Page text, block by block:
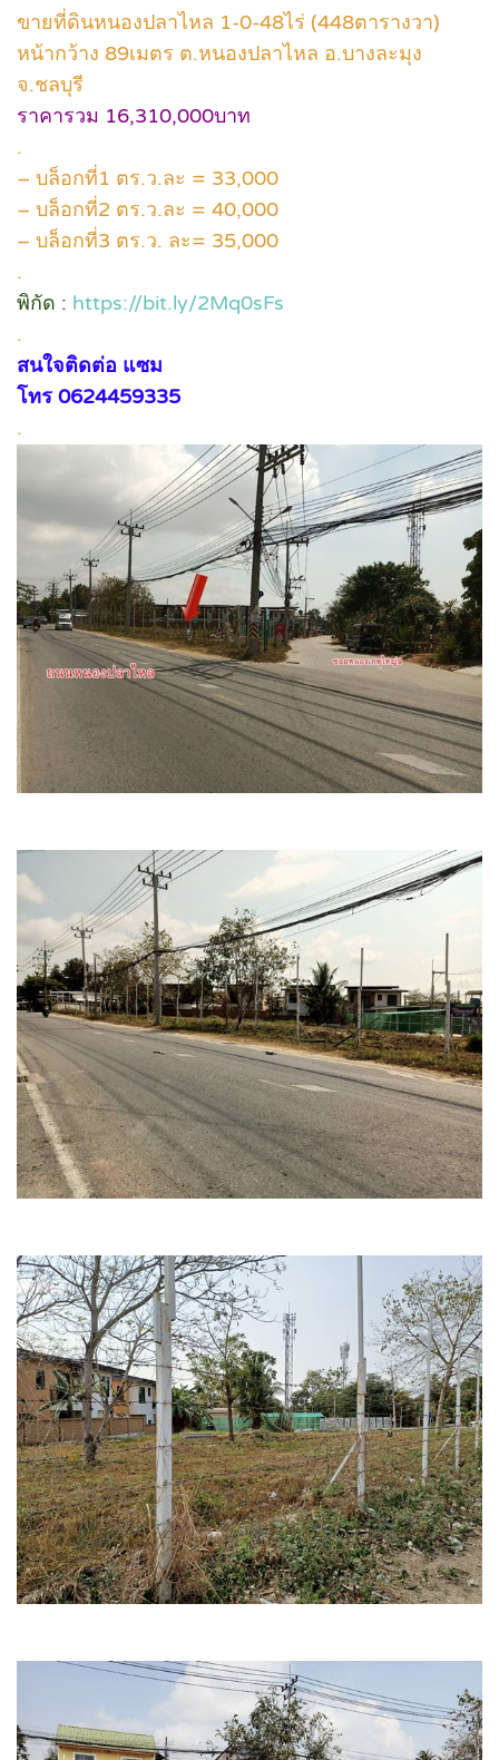
ขายที่ดินหนองปลาไหล 1-0-48ไร่ (448ตารางวา)
หน้ากว้าง 89เมตร ต.หนองปลาไหล อ.บางละมุง
จ.ชลบุรี
ราคารวม 16,310,000บาท
.
– บล็อกที่1 ตร.ว.ละ = 33,000
– บล็อกที่2 ตร.ว.ละ = 40,000
– บล็อกที่3 ตร.ว. ละ= 35,000
.
พิกัด : https://bit.ly/2Mq0sFs
.
สนใจติดต่อ แซม
โทร 0624459335
.